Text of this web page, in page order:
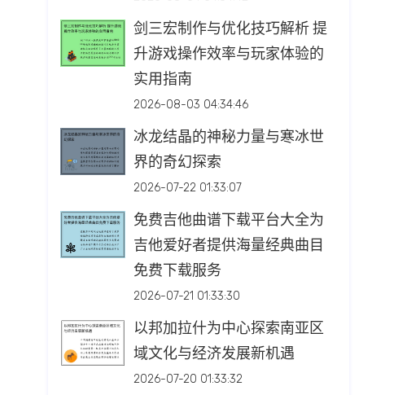
剑三宏制作与优化技巧解析 提
升游戏操作效率与玩家体验的
实用指南
2026-08-03 04:34:46
冰龙结晶的神秘力量与寒冰世
界的奇幻探索
2026-07-22 01:33:07
免费吉他曲谱下载平台大全为
吉他爱好者提供海量经典曲目
免费下载服务
2026-07-21 01:33:30
以邦加拉什为中心探索南亚区
域文化与经济发展新机遇
2026-07-20 01:33:32